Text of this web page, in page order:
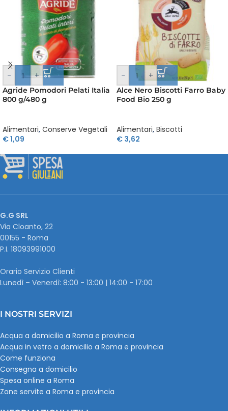
- +
Agride Pomodori Pelati Italia
800 g/480 g
Alimentari, Conserve Vegetali
€1,09
- +
Alce Nero Biscotti Farro Baby
Food Bio 250 g
Alimentari, Biscotti
€ 3,62
G.G SRL
Via Cloanto, 22
00155 - Roma
P.I. ‭18093991000
Orario Servizio Clienti
Lunedì – Venerdì: 8:00 - 13:00 | 14:00 - 17:00
I NOSTRI SERVIZI
Acqua a domicilio a Roma e provincia
Acqua in vetro a domicilio a Roma e provincia
Come funziona
Consegna a domicilio
Spesa online a Roma
Zone servite a Roma e provincia